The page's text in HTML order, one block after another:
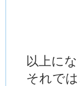
以上にな
それでは